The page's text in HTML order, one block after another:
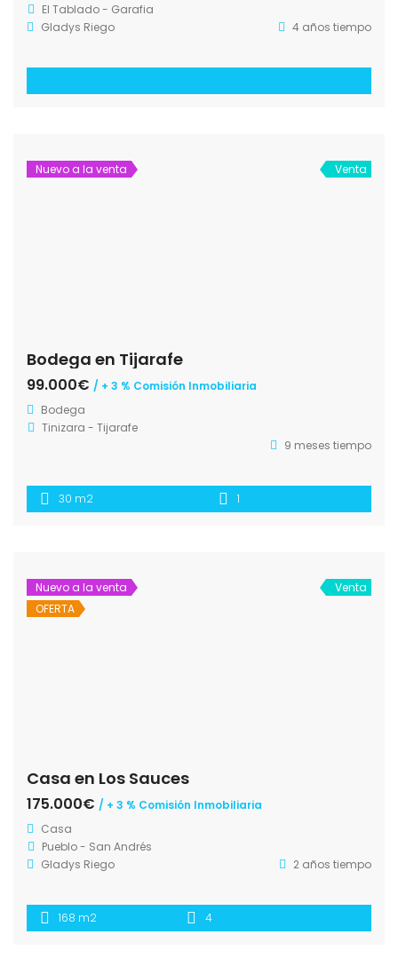
El Tablado - Garafia
Gladys Riego
4 años tiempo
Nuevo a la venta Venta
Bodega en Tijarafe
99.000€ / + 3 % Comisión Inmobiliaria
Bodega
Tinizara - Tijarafe
9 meses tiempo
30 m2 1
Nuevo a la venta
OFERTA
Venta
Casa en Los Sauces
175.000€ / + 3 % Comisión Inmobiliaria
Casa
Pueblo - San Andrés
Gladys Riego
2 años tiempo
168 m2 4